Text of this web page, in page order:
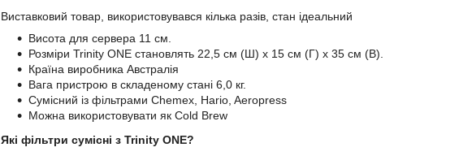
Виставковий товар, використовувався кілька разів, стан ідеальний
Висота для сервера 11 см.
Розміри Trinity ONE становлять 22,5 см (Ш) x 15 см (Г) x 35 см (В).
Країна виробника Австралія
Вага пристрою в складеному стані 6,0 кг.
Сумісний із фільтрами Chemex, Hario, Aeropress
Можна використовувати як Cold Brew
Які фільтри сумісні з Trinity ONE?